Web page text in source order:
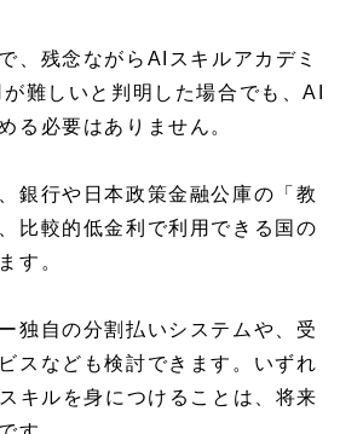
、残念ながらAIスキルアカデミ
難しいと判明した場合でも、AI
る必要はありません。
銀行や日本政策金融公庫の「教
比較的低金利で利用できる国の
す。
独自の分割払いシステムや、受
スなども検討できます。いずれ
キルを身につけることは、将来